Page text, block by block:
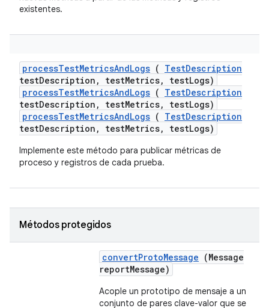
existentes.
processTestMetricsAndLogs ( TestDescription
testDescription , testMetrics, testLogs)
processTestMetricsAndLogs ( TestDescription
testDescription, testMetrics, testLogs)
processTestMetricsAndLogs ( TestDescription
testDescription, testMetrics, testLogs)
Implemente este método para publicar métricas de
proceso y registros de cada prueba.
Métodos protegidos
convertProtoMessage (Message
reportMessage)
Acople un prototipo de mensaje a un
conjunto de pares clave-valor que se